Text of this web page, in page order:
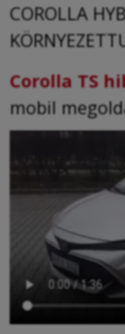
COROLLA
Corolla TS
mobil